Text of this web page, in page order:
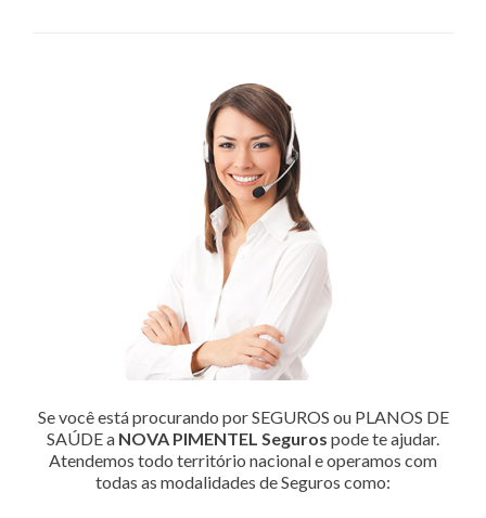
Se você está procurando por SEGUROS ou PLANOS DE
SAÚDE a NOVA PIMENTEL Seguros pode te ajudar.
Atendemos todo território nacional e operamos com
todas as modalidades de Seguros como: